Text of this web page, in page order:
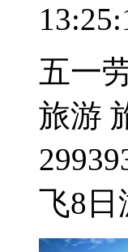
五一
旅游
飞8日